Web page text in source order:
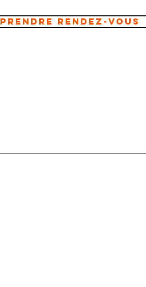
Prendre Rendez-vous